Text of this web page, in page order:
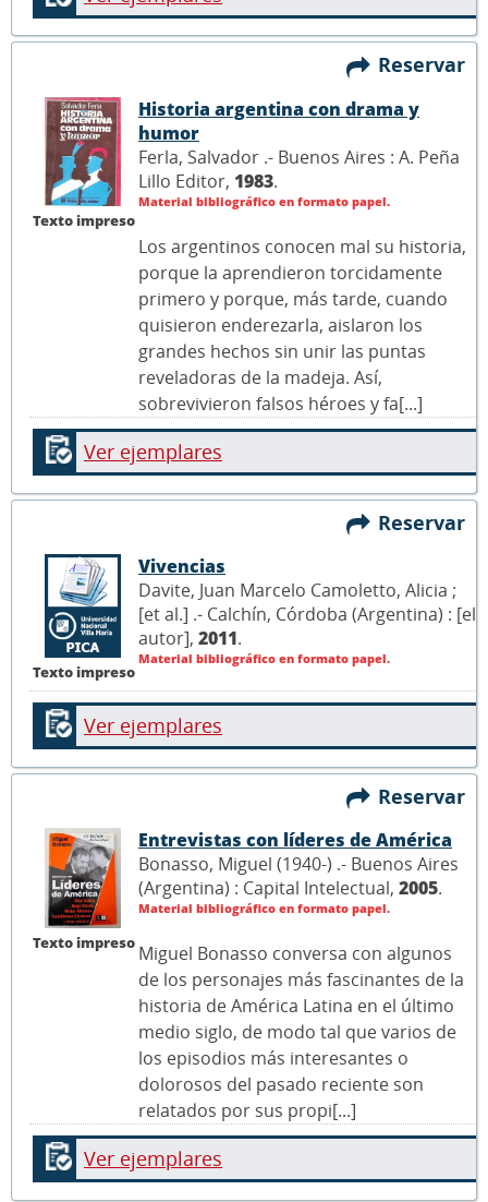
Reservar
Texto impreso
Historia argentina con drama y
humor
Ferla, Salvador .- Buenos Aires : A. Peña
Lillo Editor, 1983.
Material bibliográfico en formato papel.
Los argentinos conocen mal su historia,
porque la aprendieron torcidamente
primero y porque, más tarde, cuando
quisieron enderezarla, aislaron los
grandes hechos sin unir las puntas
reveladoras de la madeja. Así,
sobrevivieron falsos héroes y fa[...]
Ver ejemplares
Reservar
Texto impreso
Vivencias
Davite, Juan Marcelo Camoletto, Alicia ;
[et al.] .- Calchín, Córdoba (Argentina) : [el
autor], 2011.
Material bibliográfico en formato papel.
Ver ejemplares
Reservar
Texto impreso
Entrevistas con líderes de América
Bonasso, Miguel (1940-) .- Buenos Aires
(Argentina) : Capital Intelectual, 2005.
Material bibliográfico en formato papel.
Miguel Bonasso conversa con algunos
de los personajes más fascinantes de la
historia de América Latina en el último
medio siglo, de modo tal que varios de
los episodios más interesantes o
dolorosos del pasado reciente son
relatados por sus propi[...]
Ver ejemplares